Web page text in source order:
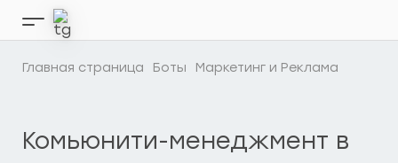
Перейти
содержимому
Кнопка
бокового
меню
Главная страница Боты Маркетинг и Реклама
Комьюнити-менеджмент в